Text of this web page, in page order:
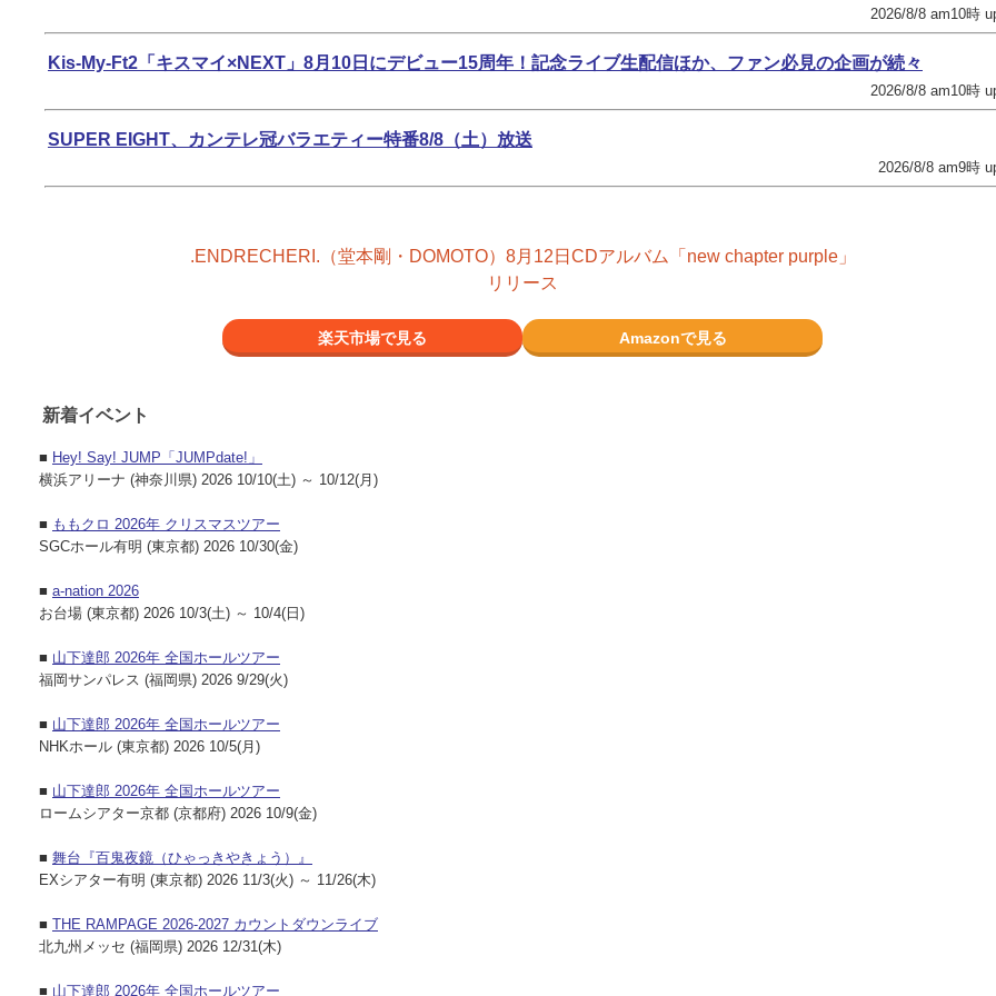
2026/8/8 am10時
Kis-My-Ft2「キスマイ×NEXT」8月10日にデビュー15周年！記念ライブ生配信ほか、ファン必見の企画が続々
2026/8/8 am10時
SUPER EIGHT、カンテレ冠バラエティー特番8/8（土）放送
2026/8/8 am9時
.ENDRECHERI.（堂本剛・DOMOTO）8月12日CDアルバム「new chapter purple」
リリース
楽天市場で見る Amazonで見る
新着イベント
■ Hey! Say! JUMP「JUMPdate!」
横浜アリーナ (神奈川県) 2026 10/10(土) ～ 10/12(月)
■ ももクロ 2026年 クリスマスツアー
SGCホール有明 (東京都) 2026 10/30(金)
■ a-nation 2026
お台場 (東京都) 2026 10/3(土) ～ 10/4(日)
■ 山下達郎 2026年 全国ホールツアー
福岡サンパレス (福岡県) 2026 9/29(火)
■ 山下達郎 2026年 全国ホールツアー
NHKホール (東京都) 2026 10/5(月)
■ 山下達郎 2026年 全国ホールツアー
ロームシアター京都 (京都府) 2026 10/9(金)
■ 舞台『百鬼夜鏡（ひゃっきやきょう）』
EXシアター有明 (東京都) 2026 11/3(火) ～ 11/26(木)
■ THE RAMPAGE 2026-2027 カウントダウンライブ
北九州メッセ (福岡県) 2026 12/31(木)
■ 山下達郎 2026年 全国ホールツアー